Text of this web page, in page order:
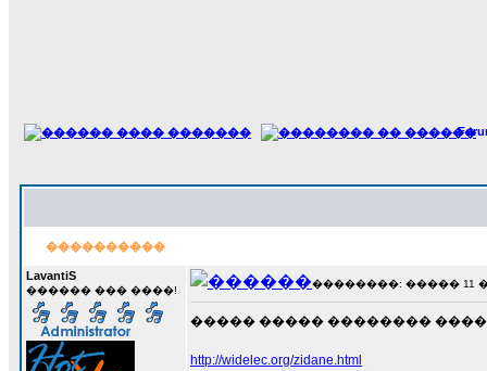
����������
LavantiS
������ ��� ����!
��������: ����� 11
����� ����� ��������
http://widelec.org/zidane.html